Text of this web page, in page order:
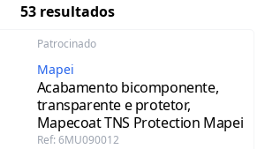
53 resultados
Patrocinado
Mapei
Acabamento bicomponente,
transparente e protetor,
Mapecoat TNS Protection Mapei
Ref: 6MU090012